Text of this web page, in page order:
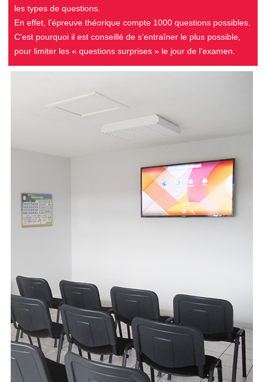
les types de questions.
En effet, l’épreuve théorique compte 1000 questions possibles.
C’est pourquoi il est conseillé de s’entraîner le plus possible,
pour limiter les « questions surprises » le jour de l’examen.